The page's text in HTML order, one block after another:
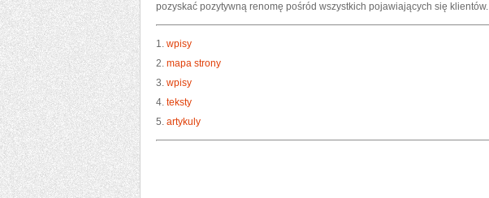
pozyskać pozytywną renomę pośród wszystkich pojawiających się klientów.
1. wpisy
2. mapa strony
3. wpisy
4. teksty
5. artykuly